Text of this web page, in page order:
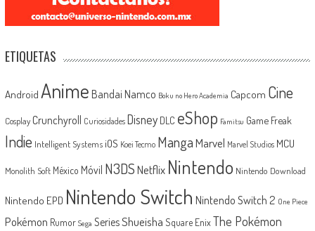
ETIQUETAS
Android Anime Bandai Namco Boku no Hero Academia Capcom Cine
Cosplay Crunchyroll Curiosidades Disney DLC eShop Famitsu Game Freak
Indie Intelligent Systems iOS Koei Tecmo MangaMarvel Marvel Studios MCU
Monolith Soft México Móvil N3DSNetflix Nintendo Nintendo Download
Nintendo EPD Nintendo Switch Nintendo Switch 2 One Piece
Pokémon Rumor Sega SeriesShueisha Square EnixThe Pokémon